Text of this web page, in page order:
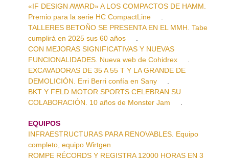
«IF DESIGN AWARD» A LOS COMPACTOS DE HAMM.
Premio para la serie HC CompactLine
TALLERES BETOÑO SE PRESENTA EN EL MMH. Tabe
cumplirá en 2025 sus 60 años
CON MEJORAS SIGNIFICATIVAS Y NUEVAS
FUNCIONALIDADES. Nueva web de Cohidrex
EXCAVADORAS DE 35 A 55 T Y LA GRANDE DE
DEMOLICIÓN. Erri Berri confía en Sany
BKT Y FELD MOTOR SPORTS CELEBRAN SU
COLABORACIÓN. 10 años de Monster Jam
EQUIPOS
INFRAESTRUCTURAS PARA RENOVABLES. Equipo
completo, equipo Wirtgen.
ROMPE RÉCORDS Y REGISTRA 12000 HORAS EN 3